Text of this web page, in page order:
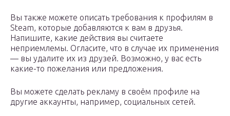
Вы также можете описать требования к профилям в
Steam, которые добавляются к вам в друзья.
Напишите, какие действия вы считаете
неприемлемы. Огласите, что в случае их применения
— вы удалите их из друзей. Возможно, у вас есть
какие-то пожелания или предложения.
Вы можете сделать рекламу в своём профиле на
другие аккаунты, например, социальных сетей.